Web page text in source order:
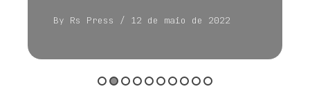
By Rs Press / 12 de maio de 2022